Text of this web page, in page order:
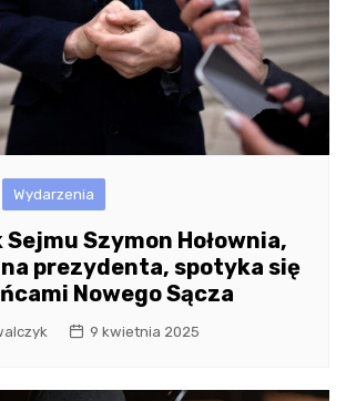
Wydarzenia
Sejmu Szymon Hołownia,
prezydenta, spotyka się
Nowego Sącza
9 kwietnia 2025